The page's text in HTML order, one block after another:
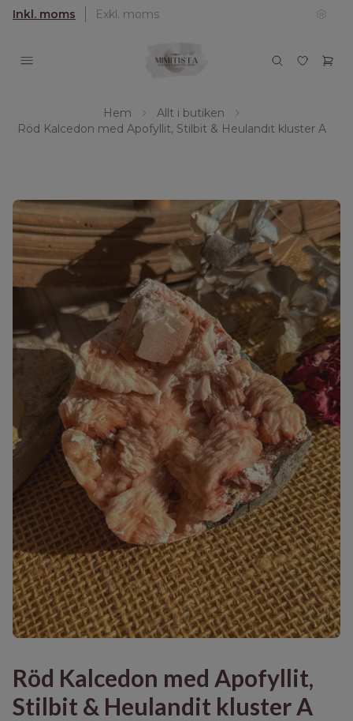
Inkl. moms Exkl. moms
Hem
Allt i butiken
Röd Kalcedon med Apofyllit, Stilbit & Heulandit kluster A
Röd Kalcedon med Apofyllit,
Stilbit & Heulandit kluster A